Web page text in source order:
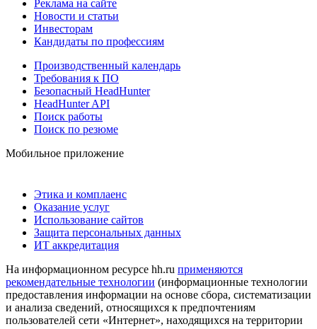
Реклама на сайте
Новости и статьи
Инвесторам
Кандидаты по профессиям
Производственный календарь
Требования к ПО
Безопасный HeadHunter
HeadHunter API
Поиск работы
Поиск по резюме
Мобильное приложение
Этика и комплаенс
Оказание услуг
Использование сайтов
Защита персональных данных
ИТ аккредитация
На информационном ресурсе hh.ru применяются
рекомендательные технологии (информационные технологии
предоставления информации на основе сбора, систематизации
и анализа сведений, относящихся к предпочтениям
пользователей сети «Интернет», находящихся на территории